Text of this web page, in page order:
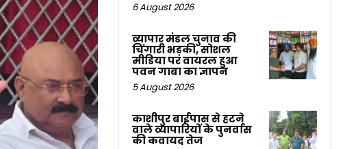
6 August 2026
व्यापार मंडल चुनाव की
चिंगारी भड़की, सोशल
मीडिया पर वायरल हुआ
पवन गाबा का ज्ञापन
5 August 2026
काशीपुर बाईपास से हटने
वाले व्यापारियों के पुनर्वास
की कवायद तेज